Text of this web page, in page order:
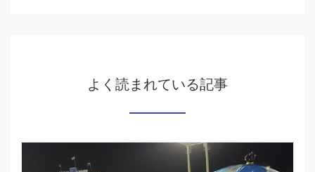
よく読まれている記事